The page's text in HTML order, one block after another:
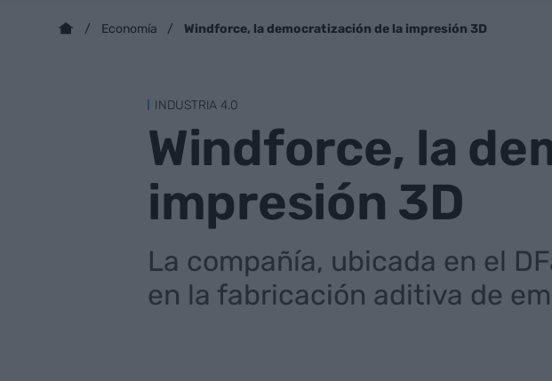
Economía Windforce, la democratización de la impresión 3D
INDUSTRIA 4.0
Windforce, la
impresión 3D
La compañía, ubicada en el
en la fabricación aditiva de